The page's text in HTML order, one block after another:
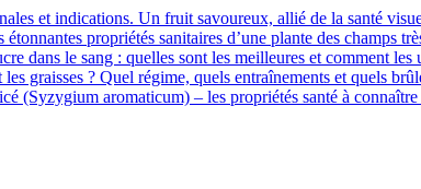
et indications. Un fruit savoureux, allié de la santé
propriétés sanitaires d’une plante des champs
dans le sang : quelles sont les meilleures et comment les
graisses ? Quel régime, quels entraînements et quels
(Syzygium aromaticum) – les propriétés santé à connaître